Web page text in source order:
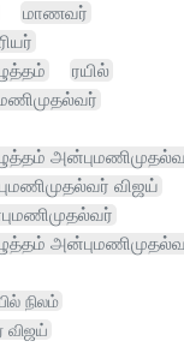
மாணவர்
ரயில்
விஜய்
நிலம்
விஜய்